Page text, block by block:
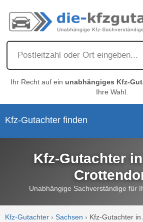
Ihr Recht auf ein unabhängiges Kfz-
Ihre Wahl.
Kfz-Gutachter finden
Kfz-Gutachter
Unabhängige Sachverständige für
Kfz-Gutachter ›Sachsen › Kfz-Gutachter